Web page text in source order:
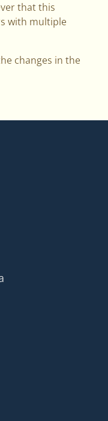
that this
with multiple
changes in the